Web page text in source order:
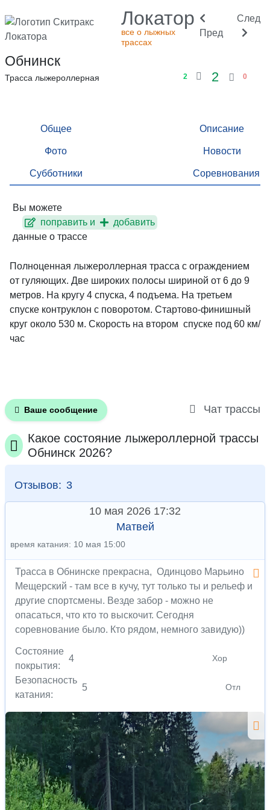
Локатор
все о лыжных
трассах
Пред
След
Обнинск
Трасса лыжероллерная 2 2 0
Общее Описание
Фото Новости
Субботники Соревнования
Вы можете
поправить и
добавить
данные о трассе
Полноценная лыжероллерная трасса с ограждением
от гуляющих. Две широких полосы шириной от 6 до 9
метров. На кругу 4 спуска, 4 подъема. На третьем
спуске контруклон с поворотом. Стартово-финишный
круг около 530 м. Скорость на втором спуске под 60 км/
час
Ваше сообщение Чат трассы
Какое состояние лыжероллерной трассы
Обнинск 2026?
Отзывов: 3
10 мая 2026 17:32
Матвей
время катания: 10 мая 15:00
Трасса в Обнинске прекрасна, Одинцово Марьино
Мещерский - там все в кучу, тут только ты и рельеф и
другие спортсмены. Везде забор - можно не
опасаться, что кто то выскочит. Сегодня
соревнование было. Кто рядом, немного завидую))
Состояние
покрытия:
4 Хор
Безопасность
катания:
5 Отл